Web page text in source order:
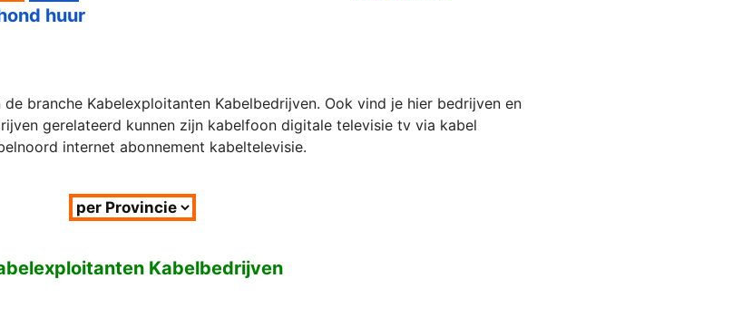
huur
branche Kabelexploitanten Kabelbedrijven. Ook vind je hier bedrijven en
gerelateerd kunnen zijn kabelfoon digitale televisie tv via kabel
internet abonnement kabeltelevisie.
Kabelbedrijven